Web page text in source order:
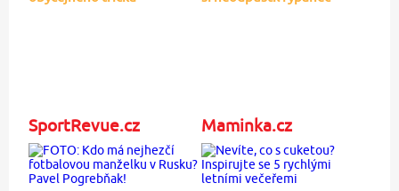
SportRevue.cz Maminka.cz